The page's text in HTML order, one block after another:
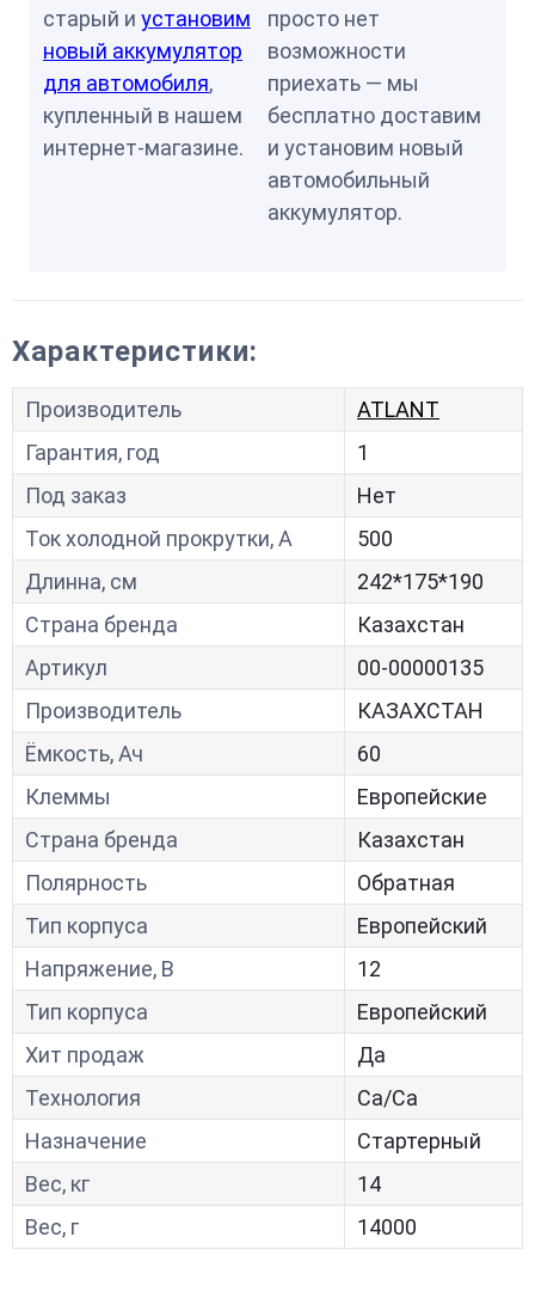
старый и установим
новый аккумулятор
для автомобиля,
купленный в нашем
интернет-магазине.
просто нет
возможности
приехать — мы
бесплатно доставим
и установим новый
автомобильный
аккумулятор.
Характеристики:
Производитель
ATLANT
Гарантия, год
1
Под заказ
Нет
Ток холодной прокрутки, A
500
Длинна, см
242*175*190
Страна бренда
Казахстан
Артикул
00-00000135
Производитель
КАЗАХСТАН
Ёмкость, Ач
60
Клеммы
Европейские
Страна бренда
Казахстан
Полярность
Обратная
Тип корпуса
Европейский
Напряжение, В
12
Тип корпуса
Европейский
Хит продаж
Да
Технология
Са/Са
Назначение
Стартерный
Вес, кг
14
Вес, г
14000